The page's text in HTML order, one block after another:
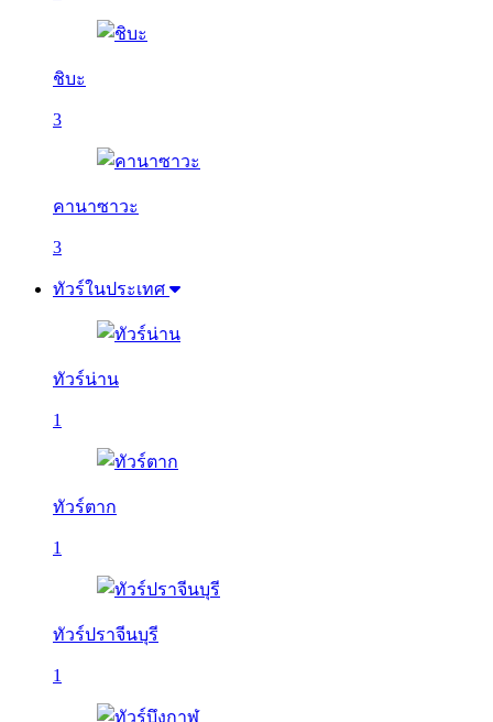
ชิบะ
3
คานาซาวะ
3
ทัวร์ในประเทศ
ทัวร์น่าน
1
ทัวร์ตาก
1
ทัวร์ปราจีนบุรี
1